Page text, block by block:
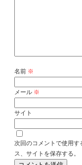
名前 ※
メール ※
サイト
次回のコメントで使用
ス、サイトを保存する。